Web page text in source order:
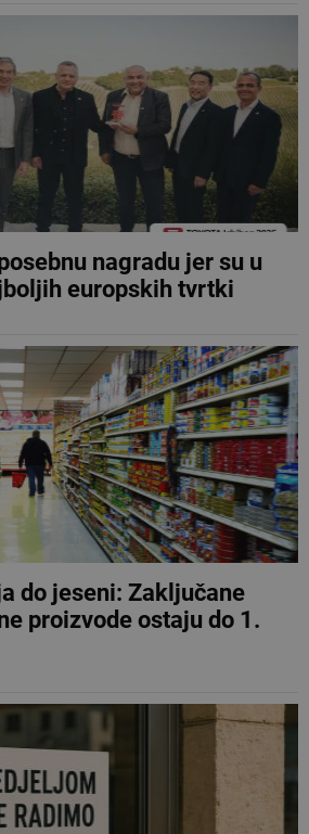
nagradu jer su u
europskih tvrtki
do jeseni: Zaključane
proizvode ostaju do 1.